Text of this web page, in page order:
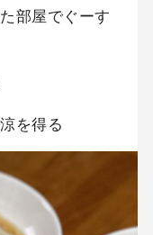
部屋でぐーす
を得る